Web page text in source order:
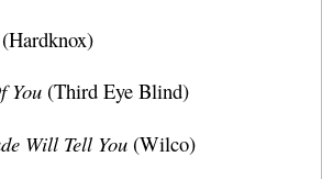
(Hardknox)
You (Third Eye Blind)
Will Tell You (Wilco)